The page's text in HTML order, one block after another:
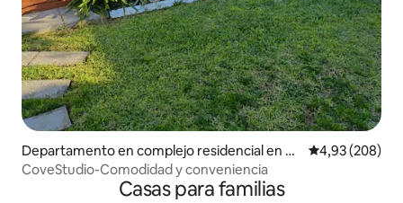
Departamento en complejo residencial en H
allett Cove
Calificación
4,93 (208)
CoveStudio-Comodidad y conveniencia
Casas para familias